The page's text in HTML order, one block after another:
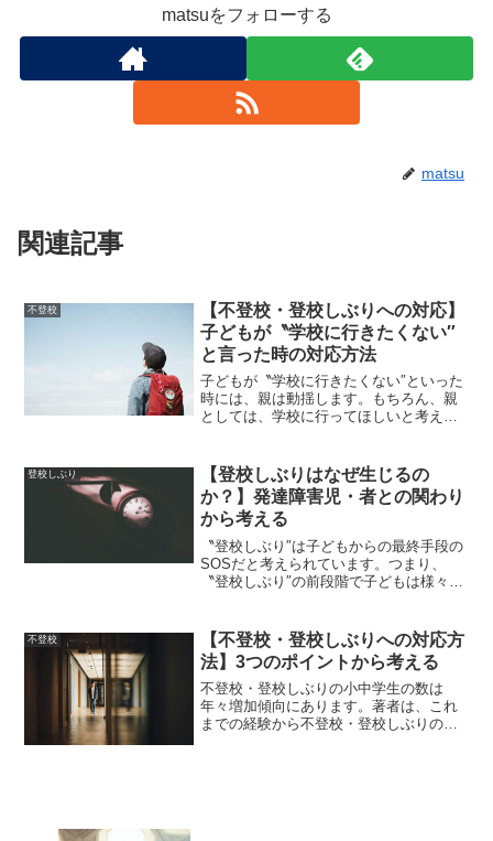
matsuをフォローする
matsu
関連記事
不登校
【不登校・登校しぶりへの対応】
子どもが〝学校に行きたくない″
と言った時の対応方法
子どもが〝学校に行きたくない″といった
時には、親は動揺します。もちろん、親
としては、学校に行ってほしいと考えて
分かって欲しいという思い・辛い環境か
ら回避したいという思い...
登校しぶり
【登校しぶりはなぜ生じるの
か？】発達障害児・者との関わり
から考える
〝登校しぶり″は子どもからの最終手段の
SOSだと考えられています。つまり、
〝登校しぶり″の前段階で子どもは様々な
るということです。登校渋りへの対応に
ついてはこちらで紹介...
不登校
【不登校・登校しぶりへの対応方
法】3つのポイントから考える
不登校・登校しぶりの小中学生の数は
年々増加傾向にあります。著者は、これ
までの経験から不登校・登校しぶりの児